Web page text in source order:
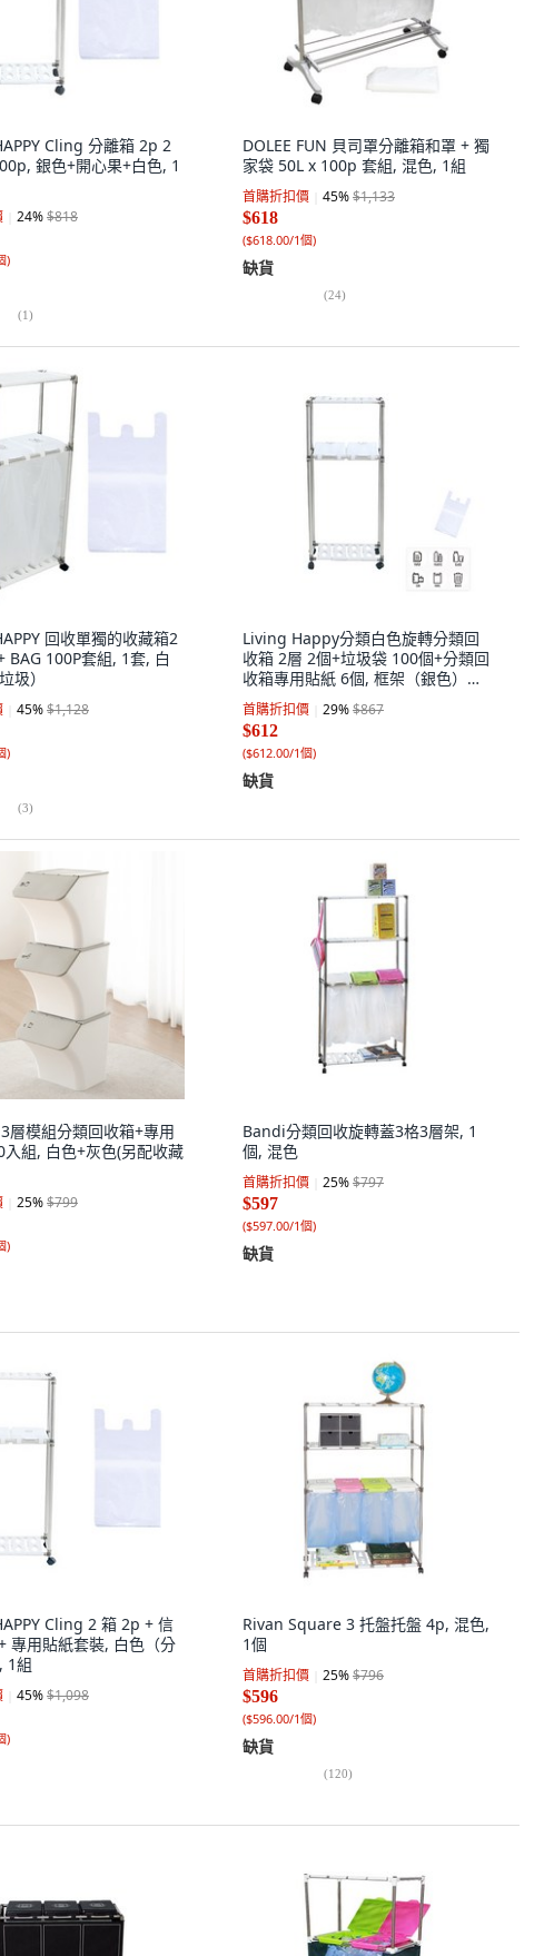
Cling 分離箱 2p 2
銀色+開心果+白色, 1
24%$818
)
(1)
DOLEE FUN 貝司罩分離箱和罩 + 獨
家袋 50L x 100p 套組, 混色, 1組
首購折扣價 45%$1,133
$618
($618.00/1個)
缺貨
(24)
回收單獨的收藏箱2
BAG 100P套組, 1套, 白
圾）
45%$1,128
)
(3)
Living Happy分類白色旋轉分類回
收箱 2層 2個+垃圾袋 100個+分類回
收箱專用貼紙 6個, 框架（銀色）
+進氣口（白色）, 1套
首購折扣價 29%$867
$612
($612.00/1個)
缺貨
層模組分類回收箱+專用
入組, 白色+灰色(另配收藏
25%$799
)
Bandi分類回收旋轉蓋3格3層架, 1
個, 混色
首購折扣價 25%$797
$597
($597.00/1個)
缺貨
Cling 2 箱 2p + 信
專用貼紙套裝, 白色（分
1組
45%$1,098
)
Rivan Square 3 托盤托盤 4p, 混色,
1個
首購折扣價 25%$796
$596
($596.00/1個)
缺貨
(120)